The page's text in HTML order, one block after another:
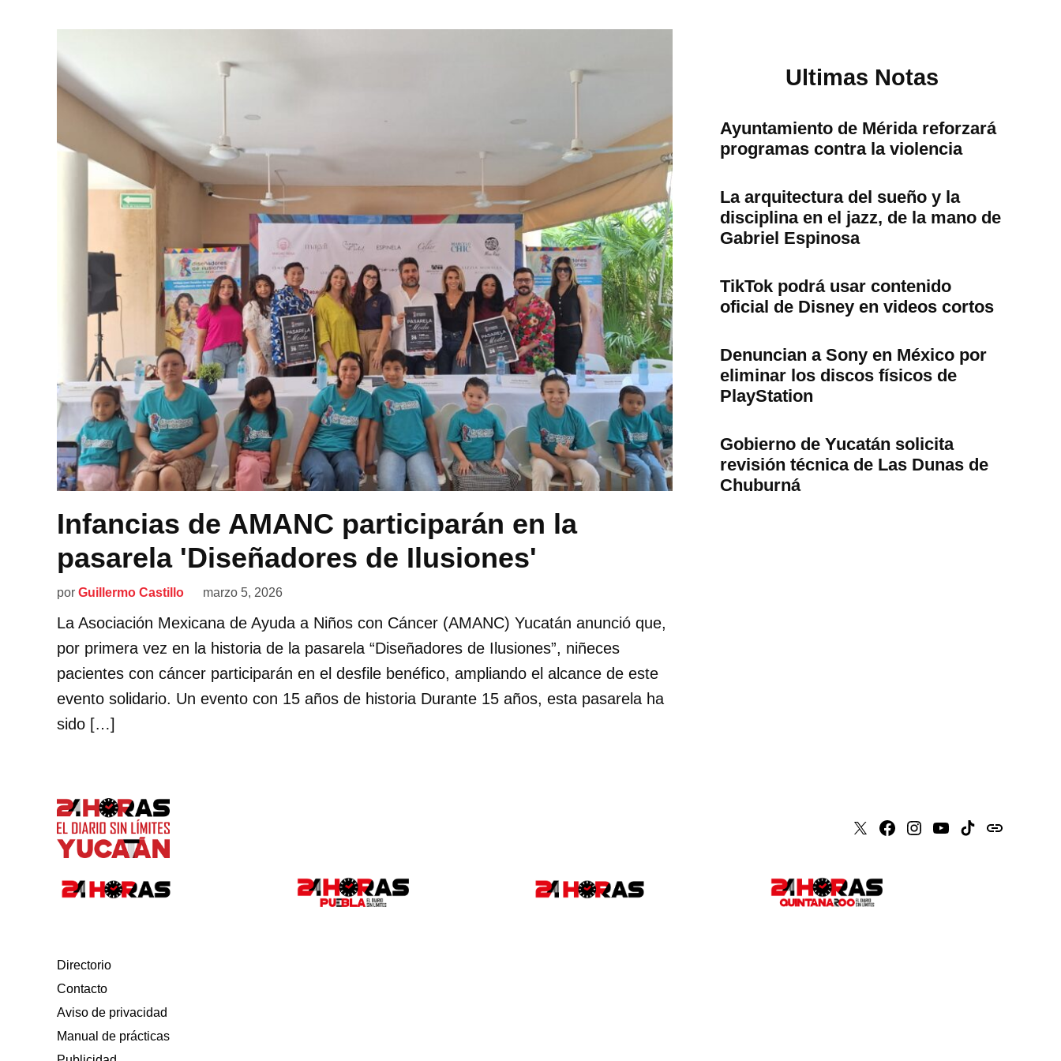
Infancias de AMANC participarán en la
pasarela 'Diseñadores de Ilusiones'
por Guillermo Castillo marzo 5, 2026
La Asociación Mexicana de Ayuda a Niños con Cáncer (AMANC) Yucatán anunció que,
por primera vez en la historia de la pasarela “Diseñadores de Ilusiones”, niñeces
pacientes con cáncer participarán en el desfile benéfico, ampliando el alcance de este
evento solidario. Un evento con 15 años de historia Durante 15 años, esta pasarela ha
sido […]
Ultimas Notas
Ayuntamiento de Mérida reforzará
programas contra la violencia
La arquitectura del sueño y la
disciplina en el jazz, de la mano de
Gabriel Espinosa
TikTok podrá usar contenido
oficial de Disney en videos cortos
Denuncian a Sony en México por
eliminar los discos físicos de
PlayStation
Gobierno de Yucatán solicita
revisión técnica de Las Dunas de
Chuburná
X Faceboook
Instagram
Youtube
Tiktokissuu
Directorio
Contacto
Aviso de privacidad
Manual de prácticas